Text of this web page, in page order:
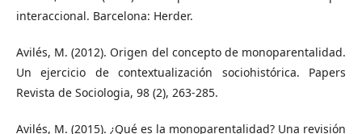
interaccional. Barcelona: Herder.
Avilés, M. (2012). Origen del concepto de monoparentalidad.
Un ejercicio de contextualización sociohistórica. Papers
Revista de Sociologia, 98 (2), 263-285.
Avilés, M. (2015). ¿Qué es la monoparentalidad? Una revisión